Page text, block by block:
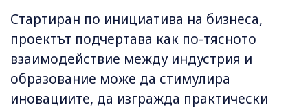
Стартиран по инициатива на бизнеса,
проектът подчертава как по-тясното
взаимодействие между индустрия и
образование може да стимулира
иновациите, да изгражда практически